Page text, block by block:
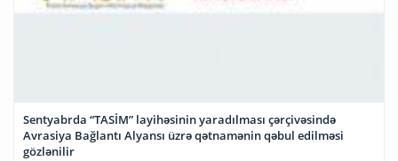
Sentyabrda “TASİM” layihəsinin yaradılması çərçivəsində
Avrasiya Bağlantı Alyansı üzrə qətnamənin qəbul edilməsi
gözlənilir